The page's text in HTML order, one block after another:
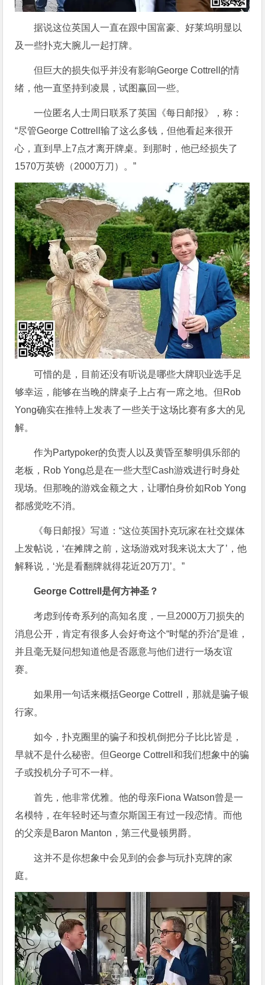
据说这位英国人一直在跟中国富豪、好莱坞明显以
及一些扑克大腕儿一起打牌。
但巨大的损失似乎并没有影响George Cottrell的情
绪，他一直坚持到凌晨，试图赢回一些。
一位匿名人士周日联系了英国《每日邮报》，称：
“尽管George Cottrell输了这么多钱，但他看起来很开
心，直到早上7点才离开牌桌。到那时，他已经损失了
1570万英镑（2000万刀）。”
可惜的是，目前还没有听说是哪些大牌职业选手足
够幸运，能够在当晚的牌桌子上占有一席之地。但Rob
Yong确实在推特上发表了一些关于这场比赛有多大的见
解。
作为Partypoker的负责人以及黄昏至黎明俱乐部的
老板，Rob Yong总是在一些大型Cash游戏进行时身处
现场。但那晚的游戏金额之大，让哪怕身价如Rob Yong
都感觉吃不消。
《每日邮报》写道：“这位英国扑克玩家在社交媒体
上发帖说，‘在摊牌之前，这场游戏对我来说太大了’，他
解释说，‘光是看翻牌就得花近20万刀’。”
George Cottrell是何方神圣？
考虑到传奇系列的高知名度，一旦2000万刀损失的
消息公开，肯定有很多人会好奇这个“时髦的乔治”是谁，
并且毫无疑问想知道他是否愿意与他们进行一场友谊
赛。
如果用一句话来概括George Cottrell，那就是骗子银
行家。
如今，扑克圈里的骗子和投机倒把分子比比皆是，
早就不是什么秘密。但George Cottrell和我们想象中的骗
子或投机分子可不一样。
首先，他非常优雅。他的母亲Fiona Watson曾是一
名模特，在年轻时还与查尔斯国王有过一段恋情。而他
的父亲是Baron Manton，第三代曼顿男爵。
这并不是你想象中会见到的会参与玩扑克牌的家
庭。